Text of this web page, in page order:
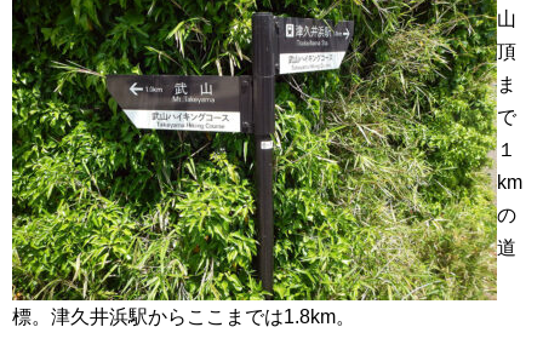
山
頂
ま
で
１
km
の
道
標。津久井浜駅からここまでは1.8km。